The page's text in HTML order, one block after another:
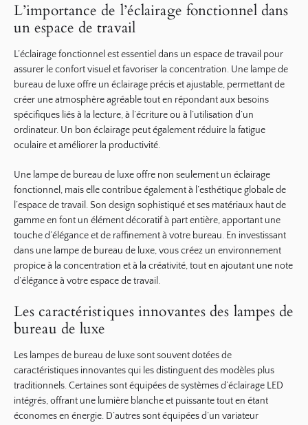
L’importance de l’éclairage fonctionnel dans
un espace de travail
L’éclairage fonctionnel est essentiel dans un espace de travail pour
assurer le confort visuel et favoriser la concentration. Une lampe de
bureau de luxe offre un éclairage précis et ajustable, permettant de
créer une atmosphère agréable tout en répondant aux besoins
spécifiques liés à la lecture, à l’écriture ou à l’utilisation d’un
ordinateur. Un bon éclairage peut également réduire la fatigue
oculaire et améliorer la productivité.
Une lampe de bureau de luxe offre non seulement un éclairage
fonctionnel, mais elle contribue également à l’esthétique globale de
l’espace de travail. Son design sophistiqué et ses matériaux haut de
gamme en font un élément décoratif à part entière, apportant une
touche d’élégance et de raffinement à votre bureau. En investissant
dans une lampe de bureau de luxe, vous créez un environnement
propice à la concentration et à la créativité, tout en ajoutant une note
d’élégance à votre espace de travail.
Les caractéristiques innovantes des lampes de
bureau de luxe
Les lampes de bureau de luxe sont souvent dotées de
caractéristiques innovantes qui les distinguent des modèles plus
traditionnels. Certaines sont équipées de systèmes d’éclairage LED
intégrés, offrant une lumière blanche et puissante tout en étant
économes en énergie. D’autres sont équipées d’un variateur